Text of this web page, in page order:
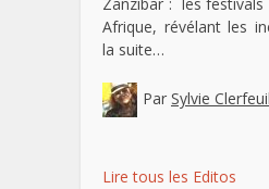
Zanzibar : les
Afrique, révélant les
la suite…
Par Sylvie
Lire tous les Editos